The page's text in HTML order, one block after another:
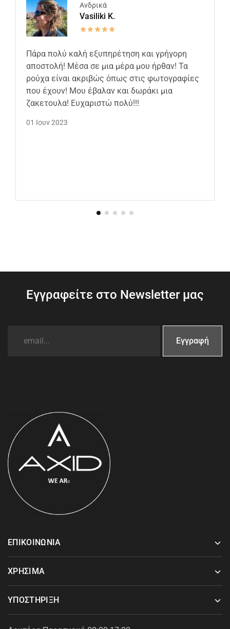
Ανδρικά
Vasiliki K.
Πάρα πολύ καλή εξυπηρέτηση και γρήγορη
αποστολή! Μέσα σε μια μέρα μου ήρθαν! Τα
ρούχα είναι ακριβώς όπως στις φωτογραφίες
που έχουν! Μου έβαλαν και δωράκι μια
ζακετουλα! Ευχαριστώ πολύ!!!
01 Ιουν 2023
Εγγραφείτε στο Newsletter μας
ΕΠΙΚΟΙΝΩΝΙΑ
ΧΡΗΣΙΜΑ
ΥΠΟΣΤΗΡΙΞΗ